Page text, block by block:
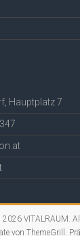
Hauptplatz 7
2026VITALRAUM.
von ThemeGrill.